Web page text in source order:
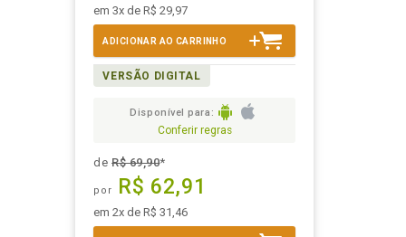
em 3x de R$ 29,97
ADICIONAR AO CARRINHO
VERSÃO DIGITAL
Disponível para:
Conferir regras
deR$ 69,90*
por R$ 62,91
em 2x de R$ 31,46